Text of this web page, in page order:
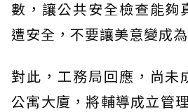
數，讓公共安全檢查能夠
遭安全，不要讓美意變成
對此，工務局回應，尚未
公寓大廈，將輔導成立管